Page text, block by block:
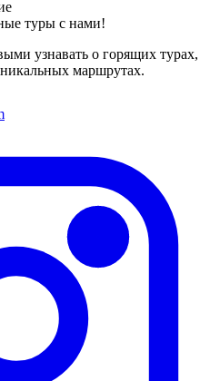
туры с нами!
узнавать о горящих турах,
маршрутах.